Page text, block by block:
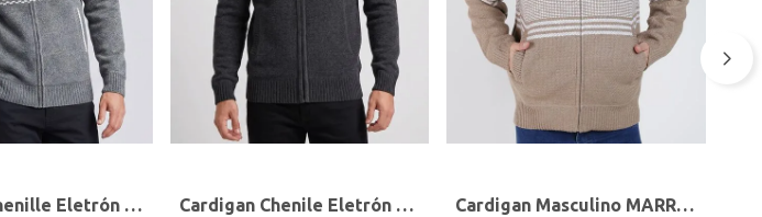
Cardigan Chenille Eletrón Masculino CINZA Cardigan Chenile Eletrón Masculino CHUMBO Cardigan Masculino MARROM